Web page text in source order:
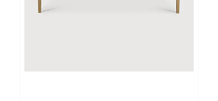
Cadeaubon